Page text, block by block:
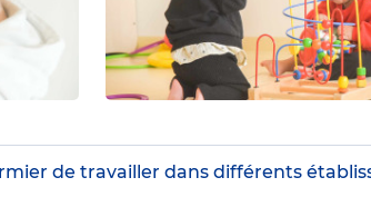
de travailler dans différents